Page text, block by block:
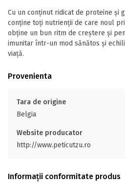
Cu un conținut ridicat de proteine și
conține toți nutrienții de care noul
obține un bun ritm de creștere și
imunitar într-un mod sănătos și
viață.
Provenienta
Tara de origine
Belgia
Website producator
http://www.peticutzu.ro
Informații conformitate produs